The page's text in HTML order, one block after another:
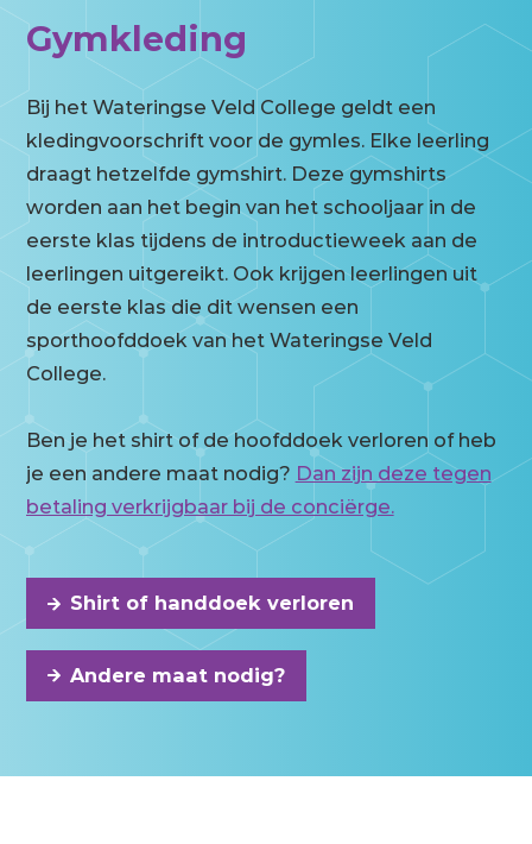
Gymkleding
Bij het Wateringse Veld College geldt een
kledingvoorschrift voor de gymles. Elke leerling
draagt hetzelfde gymshirt. Deze gymshirts
worden aan het begin van het schooljaar in de
eerste klas tijdens de introductieweek aan de
leerlingen uitgereikt. Ook krijgen leerlingen uit
de eerste klas die dit wensen een
sporthoofddoek van het Wateringse Veld
College.
Ben je het shirt of de hoofddoek verloren of heb
je een andere maat nodig? Dan zijn deze tegen
betaling verkrijgbaar bij de conciërge.
Shirt of handdoek verloren
Andere maat nodig?